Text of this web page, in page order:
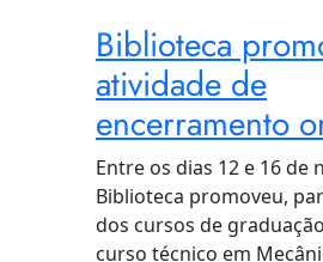
Biblioteca
atividade de
encerramento
Entre os dias 12 e 16 de
Biblioteca promoveu,
dos cursos de
curso técnico em